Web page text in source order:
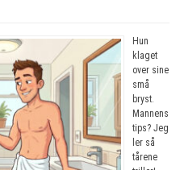
Hun
klaget
over sine
små
bryst.
Mannens
tips? Jeg
ler så
tårene